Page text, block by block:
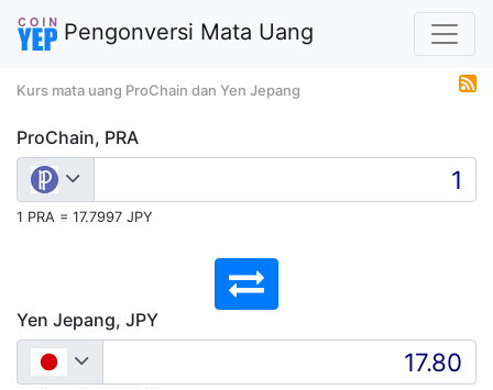
Pengonversi Mata Uang
Kurs mata uang ProChain dan Yen Jepang
ProChain, PRA
1 PRA = 17.7997 JPY
Yen Jepang, JPY